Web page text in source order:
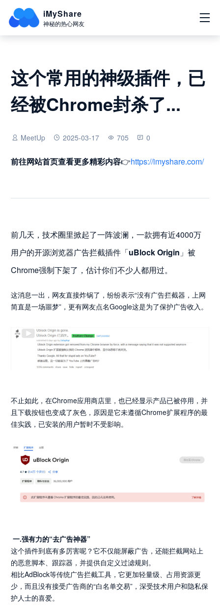
iMyShare
神秘的热心网友
这个常用的神级插件，已
经被Chrome封杀了...
MeetUp 2025-03-17 705 0
前往网站首页查看更多精彩内容👉https://imyshare.com/
前几天，技术圈里掀起了一阵波澜，一款拥有近4000万
用户的开源浏览器广告拦截插件「uBlock Origin 」被
Chrome强制下架了，估计你们不少人都用过。
这消息一出，网友直接炸锅了，纷纷表示“没有广告拦截器，上网
简直是一场噩梦”，更有网友点名Google这是为了保护广告收入。
不止如此，在Chrome应用商店里，也已经显示产品已被停用，并
且下载按钮也变成了灰色，原因是它未遵循Chrome扩展程序的最
佳实践，已安装的用户暂时不受影响。
一.强有力的“去广告神器”
这个插件到底有多厉害呢？它不仅能屏蔽广告，还能拦截网站上
的恶意脚本、跟踪器，并提供自定义过滤规则。
相比AdBlock等传统广告拦截工具，它更加轻量级、占用资源更
少，而且没有接受广告商的“白名单交易”，深受技术用户和隐私保
护人士的喜爱。